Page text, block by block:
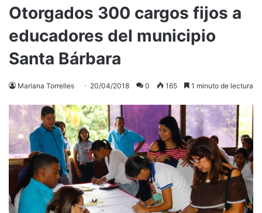
Otorgados 300 cargos fijos a
educadores del municipio
Santa Bárbara
Mariana Torrelles 20/04/2018 0 165 1 minuto de lectura